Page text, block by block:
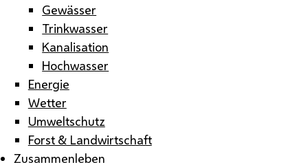
Gewässer
Trinkwasser
Kanalisation
Hochwasser
Energie
Wetter
Umweltschutz
Forst & Landwirtschaft
Zusammenleben